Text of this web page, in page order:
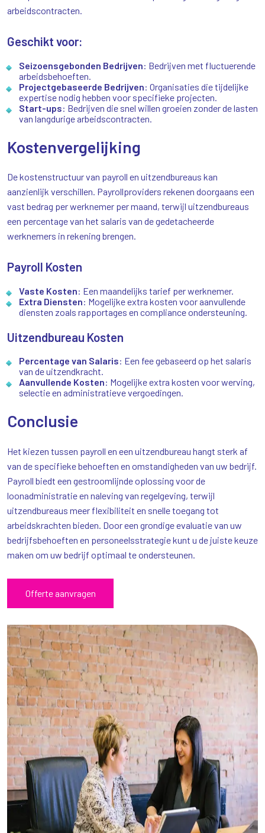
arbeidscontracten.
Geschikt voor:
Seizoensgebonden Bedrijven: Bedrijven met fluctuerende
arbeidsbehoeften.
Projectgebaseerde Bedrijven: Organisaties die tijdelijke
expertise nodig hebben voor specifieke projecten.
Start-ups: Bedrijven die snel willen groeien zonder de lasten
van langdurige arbeidscontracten.
Kostenvergelijking
De kostenstructuur van payroll en uitzendbureaus kan
aanzienlijk verschillen. Payrollproviders rekenen doorgaans een
vast bedrag per werknemer per maand, terwijl uitzendbureaus
een percentage van het salaris van de gedetacheerde
werknemers in rekening brengen.
Payroll Kosten
Vaste Kosten: Een maandelijks tarief per werknemer.
Extra Diensten: Mogelijke extra kosten voor aanvullende
diensten zoals rapportages en compliance ondersteuning.
Uitzendbureau Kosten
Percentage van Salaris: Een fee gebaseerd op het salaris
van de uitzendkracht.
Aanvullende Kosten: Mogelijke extra kosten voor werving,
selectie en administratieve vergoedingen.
Conclusie
Het kiezen tussen payroll en een uitzendbureau hangt sterk af
van de specifieke behoeften en omstandigheden van uw bedrijf.
Payroll biedt een gestroomlijnde oplossing voor de
loonadministratie en naleving van regelgeving, terwijl
uitzendbureaus meer flexibiliteit en snelle toegang tot
arbeidskrachten bieden. Door een grondige evaluatie van uw
bedrijfsbehoeften en personeelsstrategie kunt u de juiste keuze
maken om uw bedrijf optimaal te ondersteunen.
Offerte aanvragen